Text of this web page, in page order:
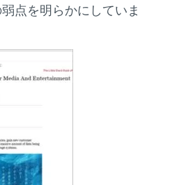
点を明らかにしていま